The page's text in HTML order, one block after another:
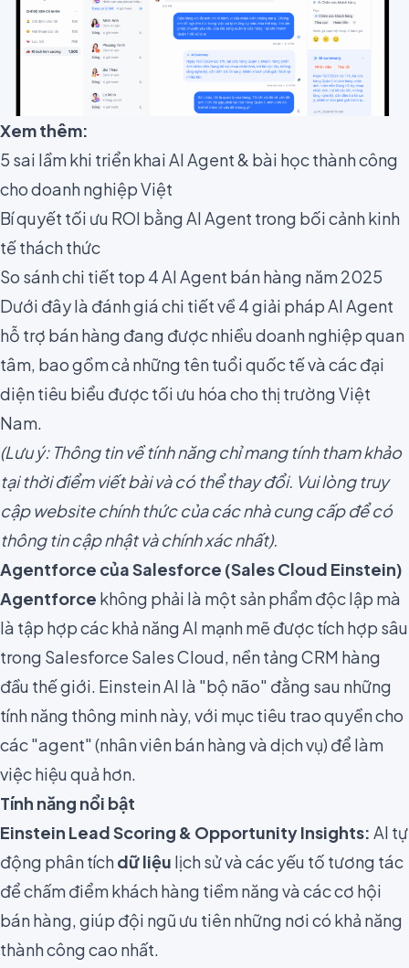
Xem thêm:
5 sai lầm khi triển khai AI Agent & bài học thành công
cho doanh nghiệp Việt
Bí quyết tối ưu ROI bằng AI Agent trong bối cảnh kinh
tế thách thức
So sánh chi tiết top 4 AI Agent bán hàng năm 2025
Dưới đây là đánh giá chi tiết về 4 giải pháp AI Agent
hỗ trợ bán hàng đang được nhiều doanh nghiệp quan
tâm, bao gồm cả những tên tuổi quốc tế và các đại
diện tiêu biểu được tối ưu hóa cho thị trường Việt
Nam.
(Lưu ý: Thông tin về tính năng chỉ mang tính tham khảo
tại thời điểm viết bài và có thể thay đổi. Vui lòng truy
cập website chính thức của các nhà cung cấp để có
thông tin cập nhật và chính xác nhất).
Agentforce của Salesforce (Sales Cloud Einstein)
Agentforce không phải là một sản phẩm độc lập mà
là tập hợp các khả năng AI mạnh mẽ được tích hợp sâu
trong Salesforce Sales Cloud, nền tảng CRM hàng
đầu thế giới. Einstein AI là "bộ não" đằng sau những
tính năng thông minh này, với mục tiêu trao quyền cho
các "agent" (nhân viên bán hàng và dịch vụ) để làm
việc hiệu quả hơn.
Tính năng nổi bật
Einstein Lead Scoring & Opportunity Insights: AI tự
động phân tíchdữ liệu lịch sử và các yếu tố tương tác
để chấm điểm khách hàng tiềm năng và các cơ hội
bán hàng, giúp đội ngũ ưu tiên những nơi có khả năng
thành công cao nhất.